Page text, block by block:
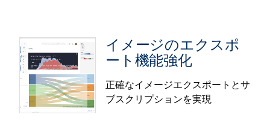
ように、アクセシビリティが強化されました。Web
作成環境でフィールドに移動した後、キーボードや
支援テクノロジーを使ってコンテキストメニューの
オプションを選択し、そのフィールドをドロップゾ
ーン (行や列のシェルフ、表示形式、ページ/フィル
ター/マークカードなど) にドロップすることができ
AI が支援するカラーパレット
イメージのエクスポ
ート機能強化
正確なイメージエクスポートとサ
ブスクリプションを実現